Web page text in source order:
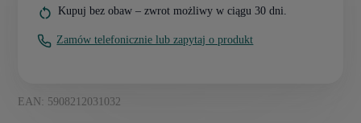
EAN: 5908212031032
Kupuj bez obaw – zwrot możliwy w ciągu 30 dni.
Zamów telefonicznie lub zapytaj o produkt